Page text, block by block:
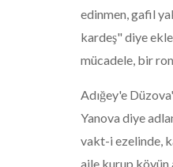
edinmen, gafil
kardeş" diye
mücadele, bir
Adığey'e
Yanova diye
vakt-i ezelinde,
aile kurup köyün